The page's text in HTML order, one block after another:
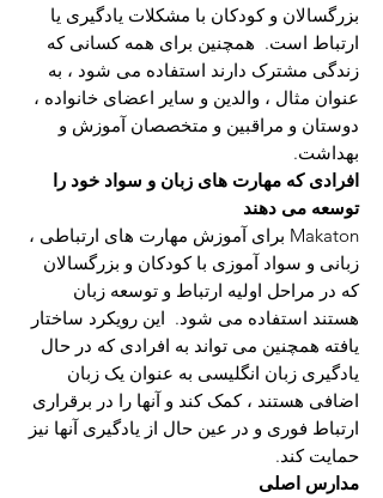
بزرگسالان و کودکان با مشکلات یادگیری یا
ارتباط است. همچنین برای همه کسانی که
زندگی مشترک دارند استفاده می شود ، به
عنوان مثال ، والدین و سایر اعضای خانواده ،
دوستان و مراقبین و متخصصان آموزش و
بهداشت.
افرادی که مهارت های زبان و سواد خود را
توسعه می دهند
Makaton برای آموزش مهارت های ارتباطی ،
زبانی و سواد آموزی با کودکان و بزرگسالان
که در مراحل اولیه ارتباط و توسعه زبان
هستند استفاده می شود. این رویکرد ساختار
یافته همچنین می تواند به افرادی که در حال
یادگیری زبان انگلیسی به عنوان یک زبان
اضافی هستند ، کمک کند و آنها را در برقراری
ارتباط فوری و در عین حال از یادگیری آنها نیز
حمایت کند.
مدارس اصلی